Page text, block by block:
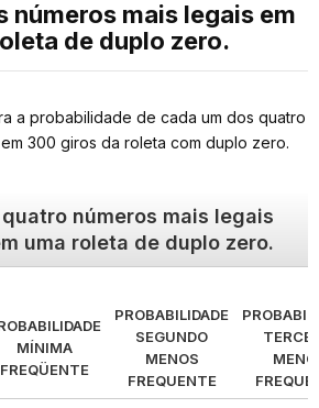
números mais legais em
de duplo zero.
a probabilidade de cada um dos quatro
300 giros da roleta com duplo zero.
números mais legais
uma roleta de duplo zero.
MÍNIMA
FREQÜENTE
PROBABILIDADE
SEGUNDO
MENOS
FREQUENTE